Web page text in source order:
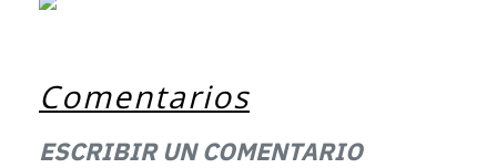
Comentarios
ESCRIBIR UN COMENTARIO